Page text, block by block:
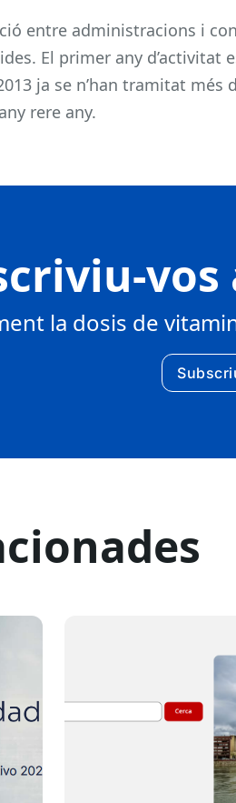
entre administracions i
El primer any d’activitat
ja se n’han tramitat més
rere any.
la dosis de